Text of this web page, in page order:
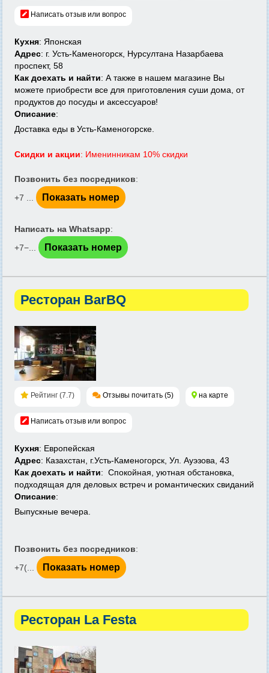
Написать отзыв или вопрос
Кухня: Японская
Адрес: г. Усть-Каменогорск, Нурсултана Назарбаева
проспект, 58
Как доехать и найти: А также в нашем магазине Вы
можете приобрести все для приготовления суши дома, от
продуктов до посуды и аксессуаров!
Описание:
Доставка еды в Усть-Каменогорске.
Скидки и акции: Именинникам 10% скидки
Позвонить без посредников:
+7 ...
Показать номер
Написать на Whatsapp:
+7−...
Показать номер
Ресторан BarBQ
Рейтинг (7.7) Отзывы почитать (5) на карте
Написать отзыв или вопрос
Кухня: Европейская
Адрес: Казахстан, г.Усть-Каменогорск, Ул. Ауэзова, 43
Как доехать и найти: Спокойная, уютная обстановка,
подходящая для деловых встреч и романтических свиданий
Описание:
Выпускные вечера.
Позвонить без посредников:
+7(...
Показать номер
Ресторан La Festa